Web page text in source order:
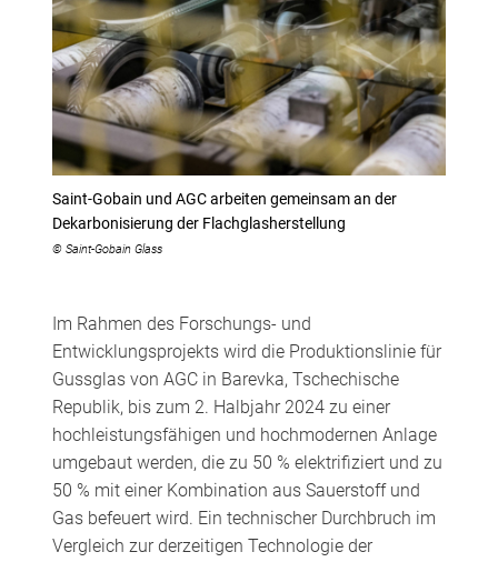
Saint-Gobain und AGC arbeiten gemeinsam an der
Dekarbonisierung der Flachglasherstellung
© Saint-Gobain Glass
Im Rahmen des Forschungs- und
Entwicklungsprojekts wird die Produktionslinie für
Gussglas von AGC in Barevka, Tschechische
Republik, bis zum 2. Halbjahr 2024 zu einer
hochleistungsfähigen und hochmodernen Anlage
umgebaut werden, die zu 50 % elektrifiziert und zu
50 % mit einer Kombination aus Sauerstoff und
Gas befeuert wird. Ein technischer Durchbruch im
Vergleich zur derzeitigen Technologie der